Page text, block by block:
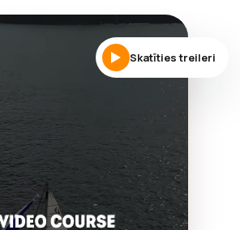
Skatīties treileri